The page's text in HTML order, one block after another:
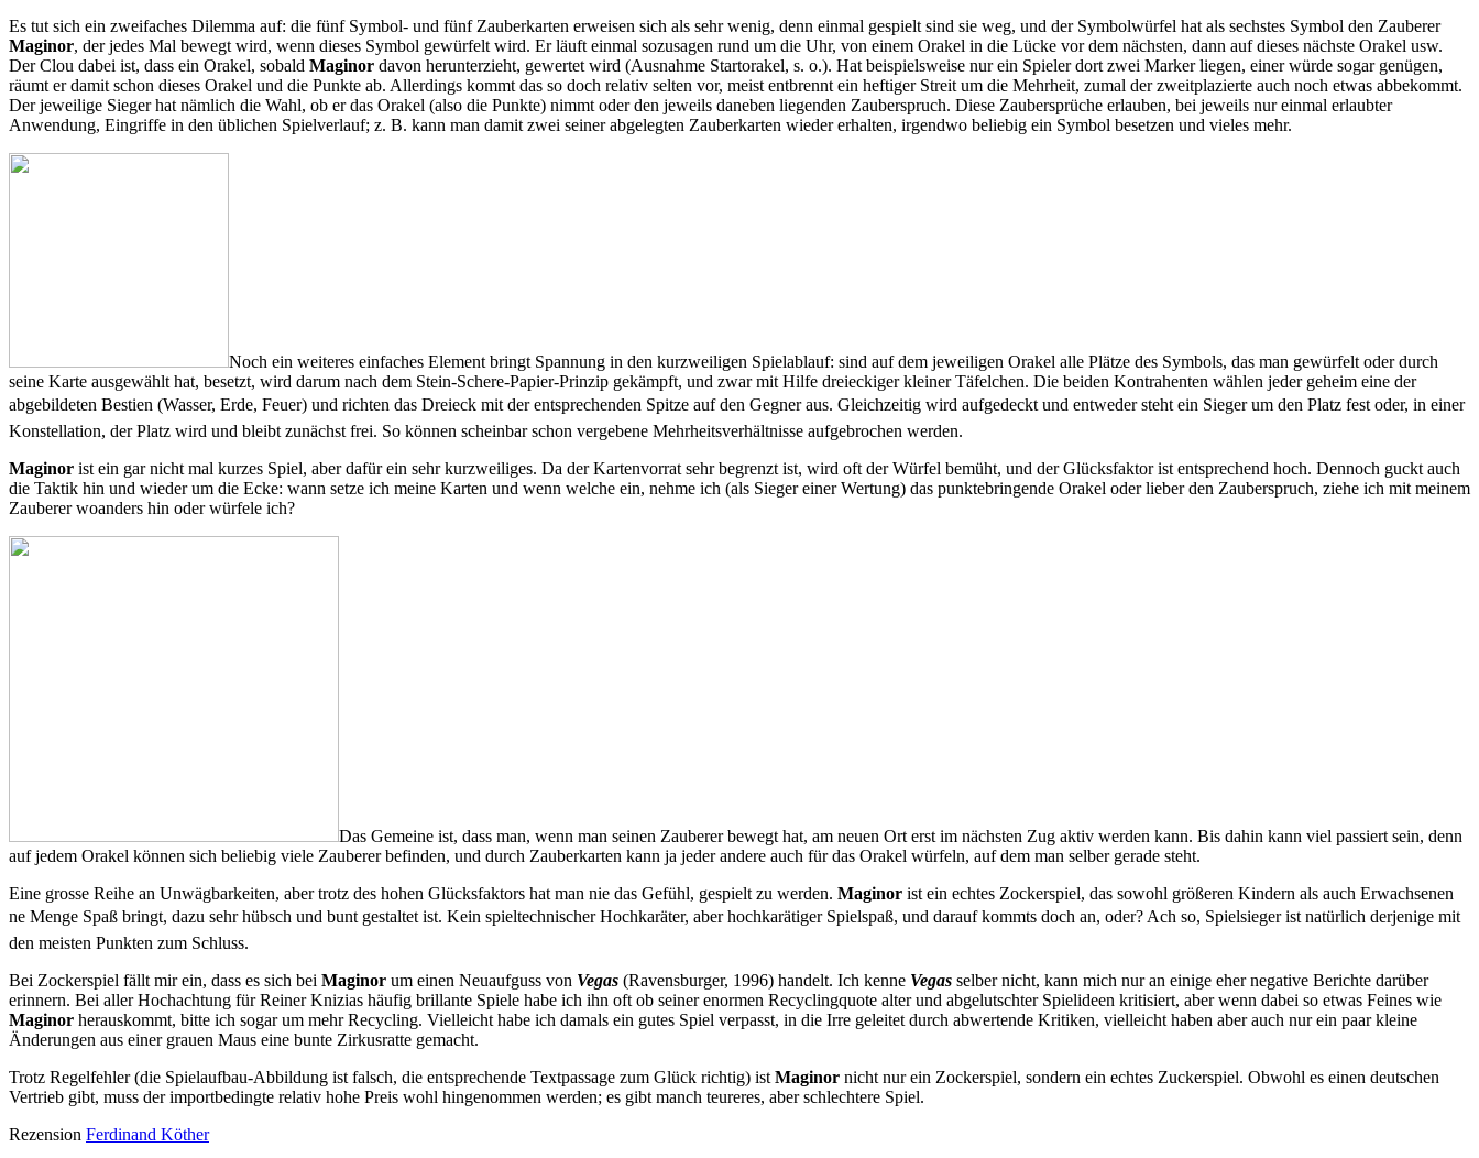
Es tut sich ein zweifaches Dilemma auf: die fünf Symbol- und fünf Zauberkarten erweisen sich als sehr wenig, denn einmal gespielt sind sie weg, und der Symbolwürfel hat als sechstes Symbol den Zauberer
Maginor, der jedes Mal bewegt wird, wenn dieses Symbol gewürfelt wird. Er läuft einmal sozusagen rund um die Uhr, von einem Orakel in die Lücke vor dem nächsten, dann auf dieses nächste Orakel usw.
Der Clou dabei ist, dass ein Orakel, sobald Maginor davon herunterzieht, gewertet wird (Ausnahme Startorakel, s. o.). Hat beispielsweise nur ein Spieler dort zwei Marker liegen, einer würde sogar genügen,
räumt er damit schon dieses Orakel und die Punkte ab. Allerdings kommt das so doch relativ selten vor, meist entbrennt ein heftiger Streit um die Mehrheit, zumal der zweitplazierte auch noch etwas abbekommt.
Der jeweilige Sieger hat nämlich die Wahl, ob er das Orakel (also die Punkte) nimmt oder den jeweils daneben liegenden Zauberspruch. Diese Zaubersprüche erlauben, bei jeweils nur einmal erlaubter
Anwendung, Eingriffe in den üblichen Spielverlauf; z. B. kann man damit zwei seiner abgelegten Zauberkarten wieder erhalten, irgendwo beliebig ein Symbol besetzen und vieles mehr.
Noch ein weiteres einfaches Element bringt Spannung in den kurzweiligen Spielablauf: sind auf dem jeweiligen Orakel alle Plätze des Symbols, das man gewürfelt oder durch
seine Karte ausgewählt hat, besetzt, wird darum nach dem Stein-Schere-Papier-Prinzip gekämpft, und zwar mit Hilfe dreieckiger kleiner Täfelchen. Die beiden Kontrahenten wählen jeder geheim eine der
abgebildeten Bestien (Wasser, Erde, Feuer) und richten das Dreieck mit der entsprechenden Spitze auf den Gegner aus. Gleichzeitig wird aufgedeckt und entweder steht ein Sieger um den Platz fest oder, in einer
Konstellation, der Platz wird und bleibt zunächst frei. So können scheinbar schon vergebene Mehrheitsverhältnisse aufgebrochen werden.
Maginor ist ein gar nicht mal kurzes Spiel, aber dafür ein sehr kurzweiliges. Da der Kartenvorrat sehr begrenzt ist, wird oft der Würfel bemüht, und der Glücksfaktor ist entsprechend hoch. Dennoch guckt auch
die Taktik hin und wieder um die Ecke: wann setze ich meine Karten und wenn welche ein, nehme ich (als Sieger einer Wertung) das punktebringende Orakel oder lieber den Zauberspruch, ziehe ich mit meinem
Zauberer woanders hin oder würfele ich?
Das Gemeine ist, dass man, wenn man seinen Zauberer bewegt hat, am neuen Ort erst im nächsten Zug aktiv werden kann. Bis dahin kann viel passiert sein, denn
auf jedem Orakel können sich beliebig viele Zauberer befinden, und durch Zauberkarten kann ja jeder andere auch für das Orakel würfeln, auf dem man selber gerade steht.
Eine grosse Reihe an Unwägbarkeiten, aber trotz des hohen Glücksfaktors hat man nie das Gefühl, gespielt zu werden. Maginor ist ein echtes Zockerspiel, das sowohl größeren Kindern als auch Erwachsenen
ne Menge Spaß bringt, dazu sehr hübsch und bunt gestaltet ist. Kein spieltechnischer Hochkaräter, aber hochkarätiger Spielspaß, und darauf kommts doch an, oder? Ach so, Spielsieger ist natürlich derjenige mit
den meisten Punkten zum Schluss.
Bei Zockerspiel fällt mir ein, dass es sich bei Maginor um einen Neuaufguss von Vegas (Ravensburger, 1996) handelt. Ich kenne Vegas selber nicht, kann mich nur an einige eher negative Berichte darüber
erinnern. Bei aller Hochachtung für Reiner Knizias häufig brillante Spiele habe ich ihn oft ob seiner enormen Recyclingquote alter und abgelutschter Spielideen kritisiert, aber wenn dabei so etwas Feines wie
Maginor herauskommt, bitte ich sogar um mehr Recycling. Vielleicht habe ich damals ein gutes Spiel verpasst, in die Irre geleitet durch abwertende Kritiken, vielleicht haben aber auch nur ein paar kleine
Änderungen aus einer grauen Maus eine bunte Zirkusratte gemacht.
Trotz Regelfehler (die Spielaufbau-Abbildung ist falsch, die entsprechende Textpassage zum Glück richtig) ist Maginor nicht nur ein Zockerspiel, sondern ein echtes Zuckerspiel. Obwohl es einen deutschen
Vertrieb gibt, muss der importbedingte relativ hohe Preis wohl hingenommen werden; es gibt manch teureres, aber schlechtere Spiel.
Rezension Ferdinand Köther